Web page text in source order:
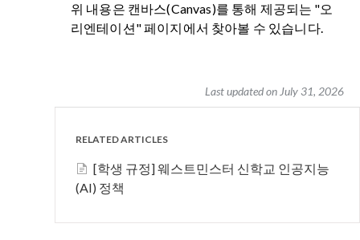
위 내용은 캔바스(Canvas)를 통해 제공되는 "오
리엔테이션" 페이지에서 찾아볼 수 있습니다.
Last updated on July 31, 2026
RELATED ARTICLES
[학생 규정] 웨스트민스터 신학교 인공지능
(AI) 정책